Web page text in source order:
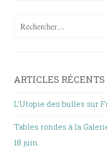
Rechercher :
ARTICLES RÉCENTS
L’Utopie des bulles sur
Tables rondes à la
18 juin